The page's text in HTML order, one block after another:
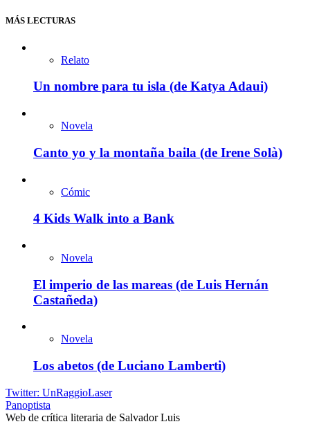
MÁS LECTURAS
Relato
Un nombre para tu isla (de Katya Adaui)
Novela
Canto yo y la montaña baila (de Irene Solà)
Cómic
4 Kids Walk into a Bank
Novela
El imperio de las mareas (de Luis Hernán
Castañeda)
Novela
Los abetos (de Luciano Lamberti)
Twitter: UnRaggioLaser
Panoptista
Web de crítica literaria de Salvador Luis